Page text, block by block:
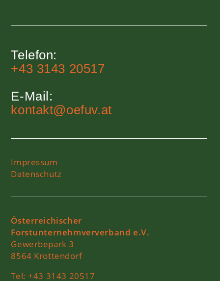
Telefon:
+43 3143 20517
E-Mail:
kontakt@oefuv.at
Impressum
Datenschutz
Österreichischer
Forstunternehmververband e.V.
Gewerbepark 3
8564 Krottendorf
Tel:+43 3143 20517